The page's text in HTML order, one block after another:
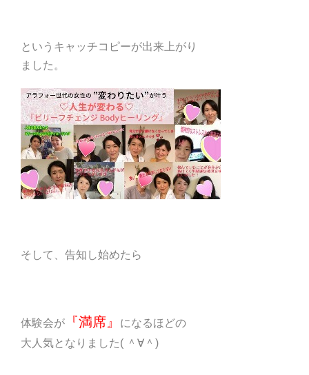
というキャッチコピーが出来上がり
ました。
そして、告知し始めたら
体験会が 『満席』
になるほどの
大人気となりました( ＾∀＾)